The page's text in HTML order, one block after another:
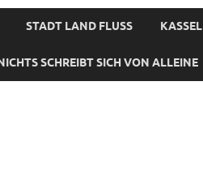
STADT LAND FLUSS KASSEL
SCHREIBT SICH VON ALLEINE